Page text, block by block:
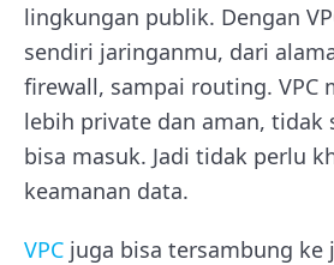
lingkungan publik. Dengan
sendiri jaringanmu, dari
firewall, sampai routing. VPC
lebih private dan aman, tidak
bisa masuk. Jadi tidak perlu
keamanan data.
VPC juga bisa tersambung ke